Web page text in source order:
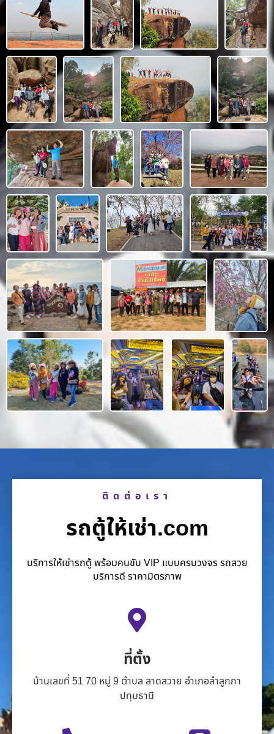
ติดต่อเรา
รถตู้ให้เช่า.com
บริการให้เช่ารถตู้ พร้อมคนขับ VIP แบบครบวงจร รถสวย
บริการดี ราคามิตรภาพ
ที่ตั้ง
บ้านเลขที่ 51 70 หมู่ 9 ตำบล ลาดสวาย อำเภอลำลูกกา
ปทุมธานี